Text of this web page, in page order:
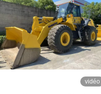
vidéo